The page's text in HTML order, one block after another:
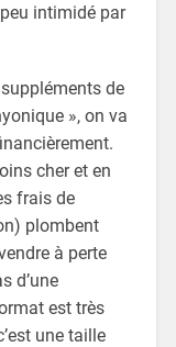
intimidé par
de
», on va
cher et en
frais de
plombent
à perte
d’une
est très
une taille